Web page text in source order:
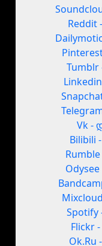
Reddit
Tumblr
Vk -
Bilibili
Spotify
Flickr
Ok.Ru